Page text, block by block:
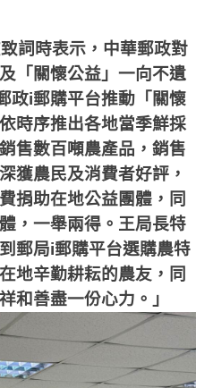
詞時表示，中華郵政對
「關懷公益」一向不遺
政i郵購平台推動「關懷
時序推出各地當季鮮採
售數百噸農產品，銷售
獲農民及消費者好評，
捐助在地公益團體，同
，一舉兩得。王局長特
郵局i郵購平台選購農特
地辛勤耕耘的農友，同
和善盡一份心力。」